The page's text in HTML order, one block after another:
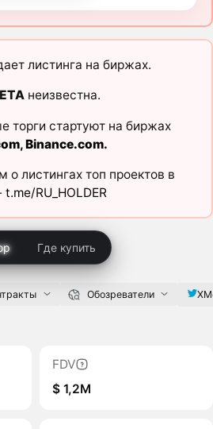
листинга на биржах.
неизвестна.
торги стартуют на биржах
,Binance.com.
листингах топ проектов в
t.me/RU_HOLDER
Где купить
Обозреватели
FDV
$ 1,2M